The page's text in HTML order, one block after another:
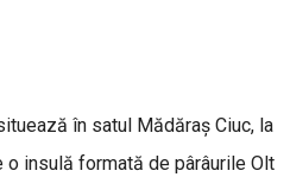
în satul Mădăraş Ciuc, la
o insulă formată de pârâurile Olt